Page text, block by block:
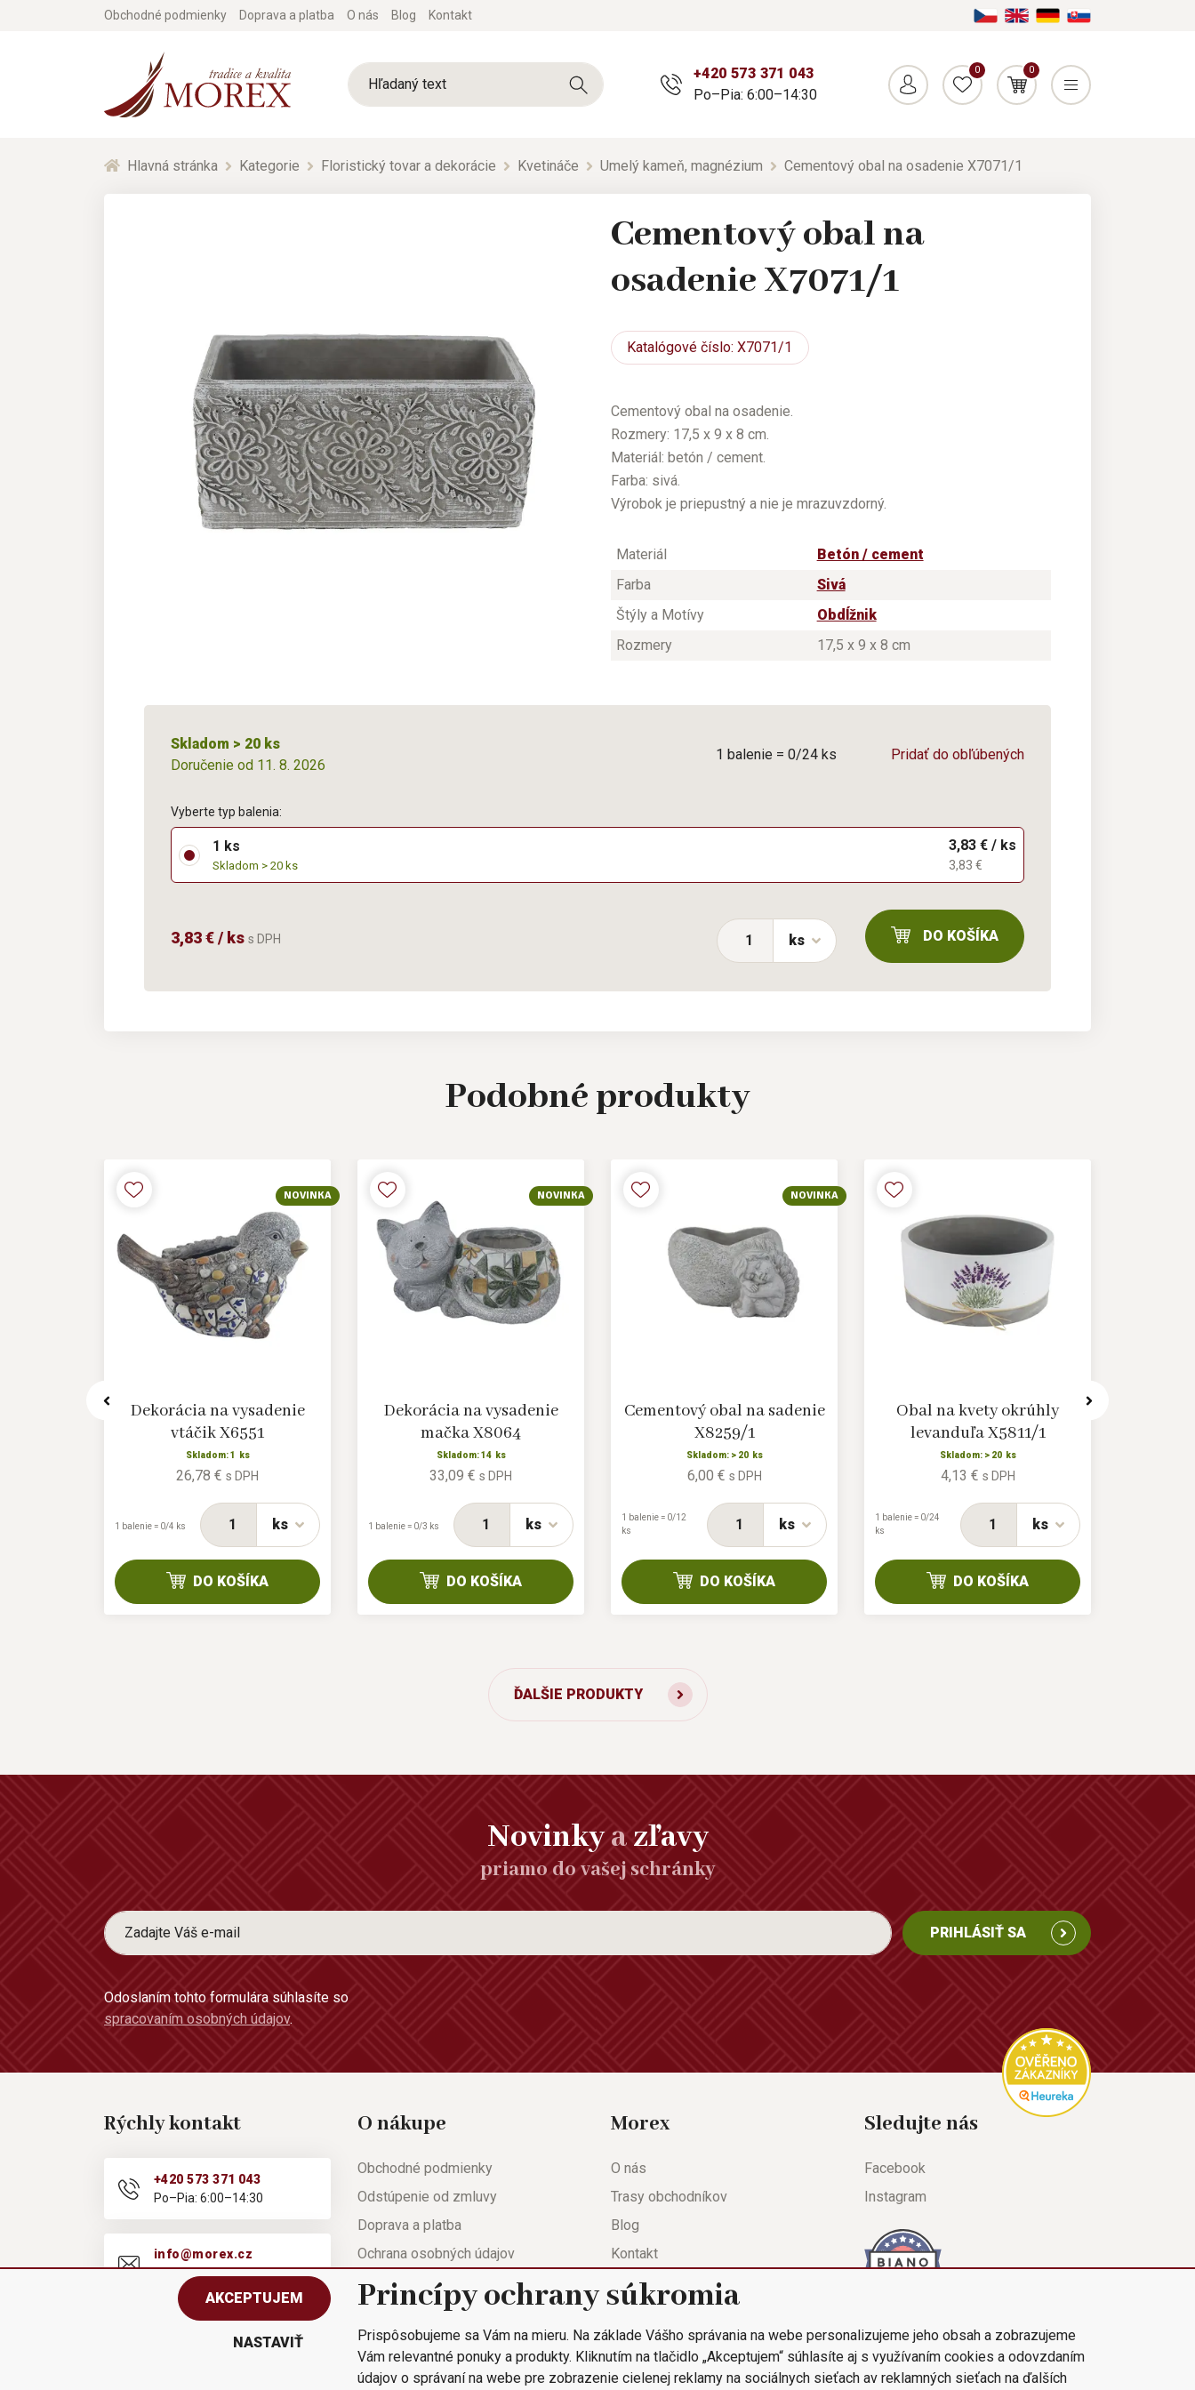
Obchodné podmienky Doprava a platba O nás Blog Kontakt
+420 573 371 043
Po–Pia: 6:00–14:30
0 0
Hlavná stránka Kategorie Floristický tovar a dekorácie Kvetináče Umelý kameň, magnézium Cementový obal na osadenie X7071/1
Cementový obal na
osadenie X7071/1
Katalógové číslo: X7071/1
Cementový obal na osadenie.
Rozmery: 17,5 x 9 x 8 cm.
Materiál: betón / cement.
Farba: sivá.
Výrobok je priepustný a nie je mrazuvzdorný.
Materiál
Betón / cement
Farba
Sivá
Štýly a Motívy
Obdĺžnik
Rozmery
17,5 x 9 x 8 cm
Skladom > 20 ks
Doručenie od 11. 8. 2026
1 balenie = 0/24 ks Pridať do obľúbených
Vyberte typ balenia:
1 ks
Skladom > 20 ks
3,83 € / ks
3,83 €
3,83 € / ks s DPH ks DO KOŠÍKA
Podobnéprodukty
NOVINKA
Dekorácia na vysadenie
vtáčik X6551
Skladom: 1 ks
26,78 € s DPH
ks
1 balenie = 0/4 ks
DO KOŠÍKA
NOVINKA
Dekorácia na vysadenie
mačka X8064
Skladom: 14 ks
33,09 € s DPH
ks
1 balenie = 0/3 ks
DO KOŠÍKA
NOVINKA
Cementový obal na sadenie
X8259/1
Skladom: > 20 ks
6,00 € s DPH
ks
1 balenie = 0/12
ks
DO KOŠÍKA
Obal na kvety okrúhly
levanduľa X5811/1
Skladom: > 20 ks
4,13 € s DPH
ks
1 balenie = 0/24
ks
DO KOŠÍKA
ĎALŠIE PRODUKTY
Novinkyazľavy
priamo do vašej schránky
PRIHLÁSIŤ SA
Odoslaním tohto formulára súhlasíte so
spracovaním osobných údajov.
Rýchly kontakt
+420 573 371 043
Po–Pia: 6:00–14:30
info@morex.cz
Po–Pia: 6:00–14:30
O nákupe
Obchodné podmienky
Odstúpenie od zmluvy
Doprava a platba
Ochrana osobných údajov
Nápoveda
Reklamačný list
Rýchla objednávka
Morex
O nás
Trasy obchodníkov
Blog
Kontakt
Nastavenie súkromia
Sledujte nás
Facebook
Instagram
AKCEPTUJEM
NASTAVIŤ
Princípy ochrany súkromia
Prispôsobujeme sa Vám na mieru. Na základe Vášho správania na webe personalizujeme jeho obsah a zobrazujeme
Vám relevantné ponuky a produkty. Kliknutím na tlačidlo „Akceptujem“ súhlasíte aj s využívaním cookies a odovzdaním
údajov o správaní na webe pre zobrazenie cielenej reklamy na sociálnych sieťach av reklamných sieťach na ďalších